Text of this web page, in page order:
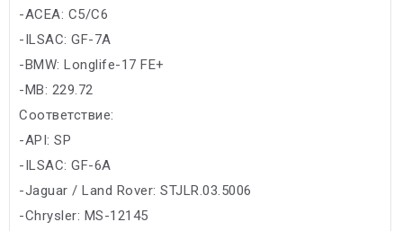
-ACEA: C5/C6
-ILSAC: GF-7A
-BMW: Longlife-17 FE+
-MB: 229.72
Соответствие:
-API: SP
-ILSAC: GF-6A
-Jaguar / Land Rover: STJLR.03.5006
-Chrysler: MS-12145